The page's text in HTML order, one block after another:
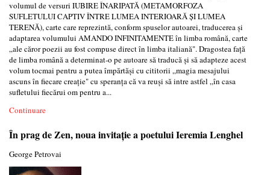
volumul de versuri IUBIRE ÎNARIPATĂ (METAMORFOZA
SUFLETULUI CAPTIV ÎNTRE LUMEA INTERIOARĂ ȘI LUMEA
TERENĂ), carte care reprezintă, conform spuselor autoarei, traducerea și
adaptarea volumului AMANDO INFINITAMENTE în limba română, carte
„ale căror poezii au fost compuse direct în limba italiană". Dragostea față
de limba română a determinat-o pe autoare să traducă și să adapteze acest
volum tocmai pentru a putea împărtăși cu cititorii „magia mesajului
ascuns în fiecare creație" cu speranța că va reuși să intre astfel „în casa
sufletului fiecărui om pentru a...
Continuare
În prag de Zen, noua invitație a poetului Ieremia Lenghel
George Petrovai